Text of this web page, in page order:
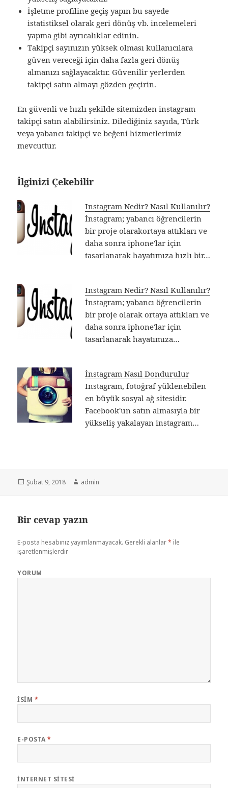
İşletme profiline geçiş yapın bu sayede
istatistiksel olarak geri dönüş vb. incelemeleri
yapma gibi ayrıcalıklar edinin.
Takipçi sayınızın yüksek olması kullanıcılara
güven vereceği için daha fazla geri dönüş
almanızı sağlayacaktır. Güvenilir yerlerden
takipçi satın almayı gözden geçirin.
En güvenli ve hızlı şekilde sitemizden instagram
takipçi satın alabilirsiniz. Dilediğiniz sayıda, Türk
veya yabancı takipçi ve beğeni hizmetlerimiz
mevcuttur.
İlginizi Çekebilir
Instagram Nedir? Nasıl Kullanılır?
İnstagram; yabancı öğrencilerin
bir proje olarakortaya attıkları ve
daha sonra iphone'lar için
tasarlanarak hayatımıza hızlı bir…
Instagram Nedir? Nasıl Kullanılır?
İnstagram; yabancı öğrencilerin
bir proje olarak ortaya attıkları ve
daha sonra iphone'lar için
tasarlanarak hayatımıza…
İnstagram Nasıl Dondurulur
Instagram, fotoğraf yüklenebilen
en büyük sosyal ağ sitesidir.
Facebook'un satın almasıyla bir
yükseliş yakalayan instagram…
Yayın
Şubat 9, 2018 Yazar
admin
Bir cevap yazın
E-posta hesabınız yayımlanmayacak. Gerekli alanlar* ile
işaretlenmişlerdir
YORUM
İSIM *
E-POSTA*
İNTERNET SITESI